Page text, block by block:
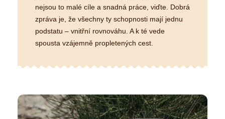
nejsou to malé cíle a snadná práce, viďte. Dobrá
zpráva je, že všechny ty schopnosti mají jednu
podstatu – vnitřní rovnováhu. A k té vede
spousta vzájemně propletených cest.